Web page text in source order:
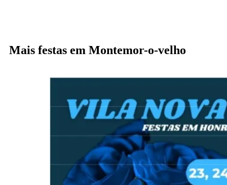
Mais festas em Montemor-o-velho